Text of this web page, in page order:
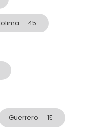
45
Guerrero 15